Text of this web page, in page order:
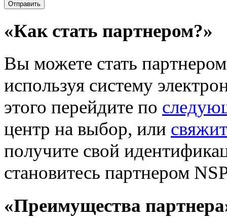
«Как стать партнером?»
Вы можете стать
используя систему
этого перейдите по
центр на выбор, или
получите свой
становитесь партнером
«Преимущества